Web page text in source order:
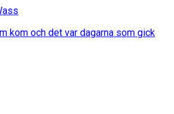
kom och det var dagarna som gick